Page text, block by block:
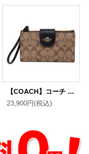
【COACH】コーチ コーティングキャンバス スムースレザー シグネチャー カラーブロック フォン iPhone スマホ テック ウォレット リストレット 財布 カーキ×ブラック〔日本未発売〕
23,900円(税込)